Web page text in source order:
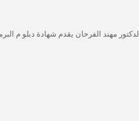
الدكتور مهند الفرحان يقدم شهادة دبلو م